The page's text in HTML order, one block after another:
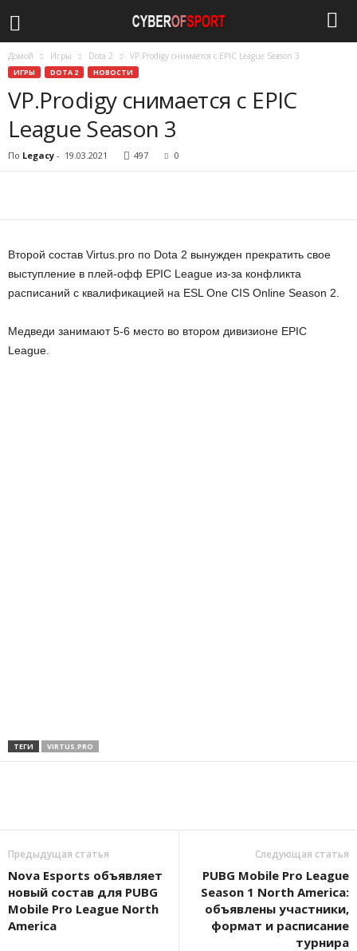
Домой Игры Dota 2 VP.Prodigy снимается с EPIC League Season 3
ИГРЫ DOTA 2 НОВОСТИ
VP.Prodigy снимается с EPIC
League Season 3
По Legacy - 19.03.2021 497 0
Второй состав Virtus.pro по Dota 2 вынужден прекратить свое
выступление в плей-офф EPIC League из-за конфликта
расписаний с квалификацией на ESL One CIS Online Season 2.
Медведи занимают 5-6 место во втором дивизионе EPIC
League.
ТЕГИ VIRTUS.PRO
Предыдущая статья
Nova Esports объявляет
новый состав для PUBG
Mobile Pro League North
America
Следующая статья
PUBG Mobile Pro League
Season 1 North America:
объявлены участники,
формат и расписание
турнира